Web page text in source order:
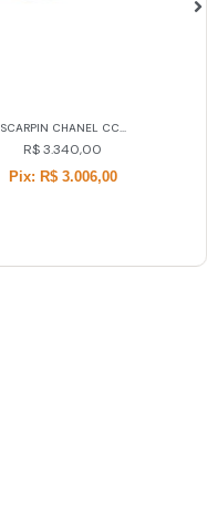
SCARPIN CHANEL CC...
R$3.340,00
Pix: R$ 3.006,00